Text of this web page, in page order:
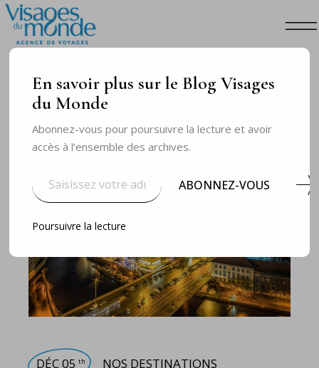
DÉC 05 th NOS DESTINATIONS
En savoir plus sur le Blog Visages
du Monde
Abonnez-vous pour poursuivre la lecture et avoir
accès à l’ensemble des archives.
ABONNEZ-VOUS
Poursuivre la lecture